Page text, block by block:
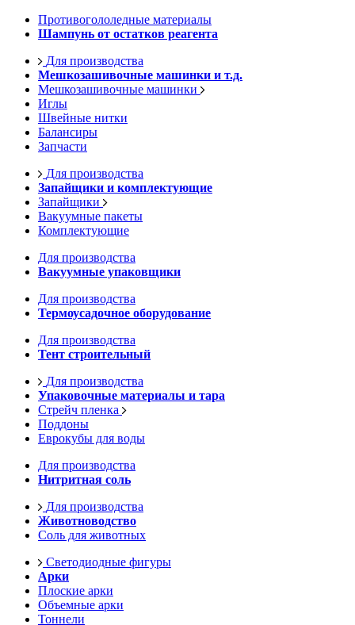
Противогололедные материалы
Шампунь от остатков реагента
Для производства
Мешкозашивочные машинки и т.д.
Мешкозашивочные машинки
Иглы
Швейные нитки
Балансиры
Запчасти
Для производства
Запайщики и комплектующие
Запайщики
Вакуумные пакеты
Комплектующие
Для производства
Вакуумные упаковщики
Для производства
Термоусадочное оборудование
Для производства
Тент строительный
Для производства
Упаковочные материалы и тара
Стрейч пленка
Поддоны
Еврокубы для воды
Для производства
Нитритная соль
Для производства
Животноводство
Соль для животных
Светодиодные фигуры
Арки
Плоские арки
Объемные арки
Тоннели